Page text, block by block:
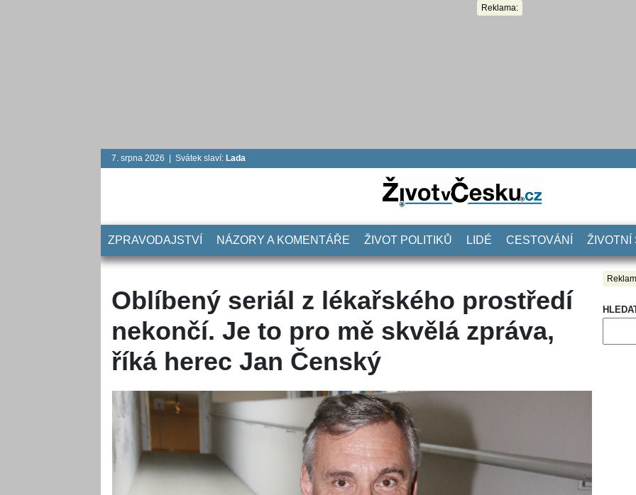
Reklama:
7. srpna 2026 | Svátek slaví: Lada
ZPRAVODAJSTVÍ NÁZORY A KOMENTÁŘE ŽIVOT POLITIKŮ LIDÉ CESTOVÁNÍ ŽIVOTNÍ
Oblíbený seriál z lékařského prostředí
nekončí. Je to pro mě skvělá zpráva,
říká herec Jan Čenský